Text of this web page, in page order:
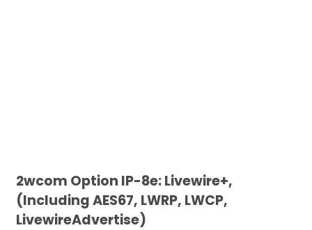
2wcom Option IP-8e: Livewire+,
(Including AES67, LWRP, LWCP,
LivewireAdvertise)